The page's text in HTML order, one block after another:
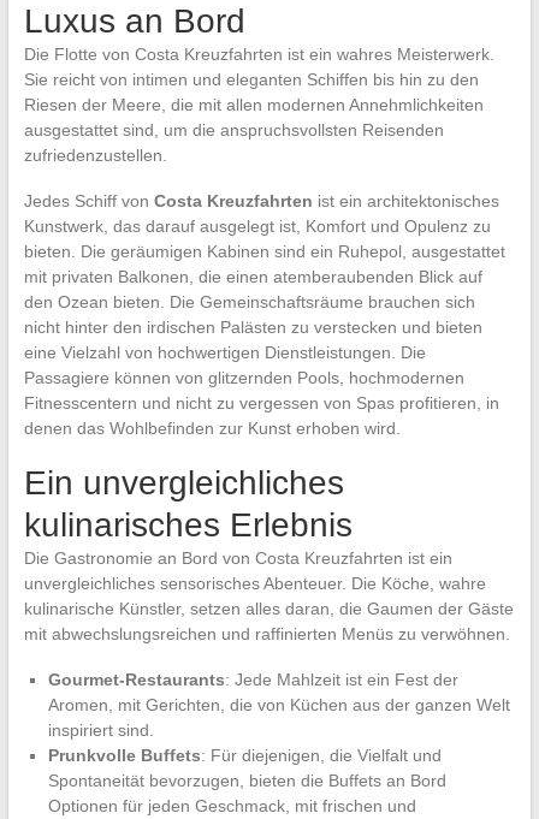
Luxus an Bord
Die Flotte von Costa Kreuzfahrten ist ein wahres Meisterwerk.
Sie reicht von intimen und eleganten Schiffen bis hin zu den
Riesen der Meere, die mit allen modernen Annehmlichkeiten
ausgestattet sind, um die anspruchsvollsten Reisenden
zufriedenzustellen.
Jedes Schiff von Costa Kreuzfahrten ist ein architektonisches
Kunstwerk, das darauf ausgelegt ist, Komfort und Opulenz zu
bieten. Die geräumigen Kabinen sind ein Ruhepol, ausgestattet
mit privaten Balkonen, die einen atemberaubenden Blick auf
den Ozean bieten. Die Gemeinschaftsräume brauchen sich
nicht hinter den irdischen Palästen zu verstecken und bieten
eine Vielzahl von hochwertigen Dienstleistungen. Die
Passagiere können von glitzernden Pools, hochmodernen
Fitnesscentern und nicht zu vergessen von Spas profitieren, in
denen das Wohlbefinden zur Kunst erhoben wird.
Ein unvergleichliches
kulinarisches Erlebnis
Die Gastronomie an Bord von Costa Kreuzfahrten ist ein
unvergleichliches sensorisches Abenteuer. Die Köche, wahre
kulinarische Künstler, setzen alles daran, die Gaumen der Gäste
mit abwechslungsreichen und raffinierten Menüs zu verwöhnen.
Gourmet-Restaurants: Jede Mahlzeit ist ein Fest der
Aromen, mit Gerichten, die von Küchen aus der ganzen Welt
inspiriert sind.
Prunkvolle Buffets: Für diejenigen, die Vielfalt und
Spontaneität bevorzugen, bieten die Buffets an Bord
Optionen für jeden Geschmack, mit frischen und